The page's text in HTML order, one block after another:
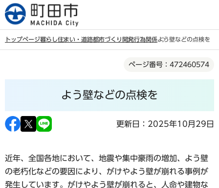
こ
の
す
トップページ暮らし住まい・道路都市づくり 開発行為関係よう壁などの点検を
ら
ページ番号：472460574
よう壁などの点検を
更新日：2025年10月29日
近年、全国各地において、地震や集中豪雨の増加、よう壁
の老朽化などの要因により、がけやよう壁が崩れる事例が
発生しています。がけやよう壁が崩れると、人命や建物な